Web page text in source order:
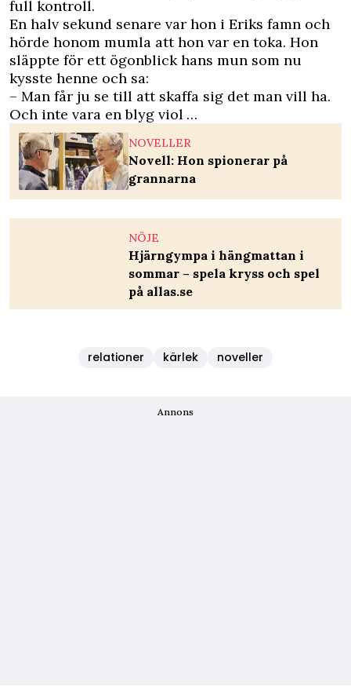
full kontroll.
En halv sekund senare var hon i Eriks famn och
hörde honom mumla att hon var en toka. Hon
släppte för ett ögonblick hans mun som nu
kysste henne och sa:
– Man får ju se till att skaffa sig det man vill ha.
Och inte vara en blyg viol …
NOVELLER
Novell: Hon spionerar på
grannarna
NÖJE
Hjärngympa i hängmattan i
sommar – spela kryss och spel
på allas.se
relationer kärlek noveller
Annons